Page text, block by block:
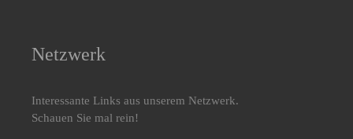
Netzwerk
Interessante Links aus unserem Netzwerk.
Schauen Sie mal rein!